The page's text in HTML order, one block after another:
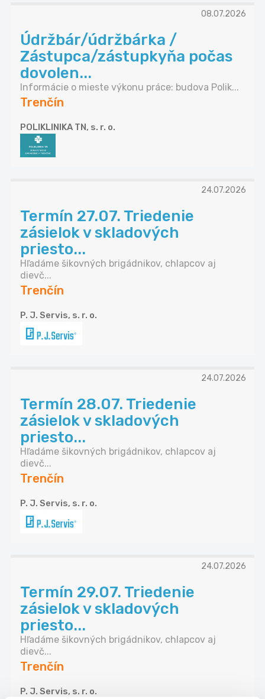
08.07.2026
Údržbár/údržbárka /
Zástupca/zástupkyňa počas
dovolen...
Informácie o mieste výkonu práce: budova Polik...
Trenčín
POLIKLINIKA TN, s. r. o.
24.07.2026
Termín 27.07. Triedenie
zásielok v skladových
priesto...
Hľadáme šikovných brigádnikov, chlapcov aj
dievč...
Trenčín
P. J. Servis, s. r. o.
24.07.2026
Termín 28.07. Triedenie
zásielok v skladových
priesto...
Hľadáme šikovných brigádnikov, chlapcov aj
dievč...
Trenčín
P. J. Servis, s. r. o.
24.07.2026
Termín 29.07. Triedenie
zásielok v skladových
priesto...
Hľadáme šikovných brigádnikov, chlapcov aj
dievč...
Trenčín
P. J. Servis, s. r. o.